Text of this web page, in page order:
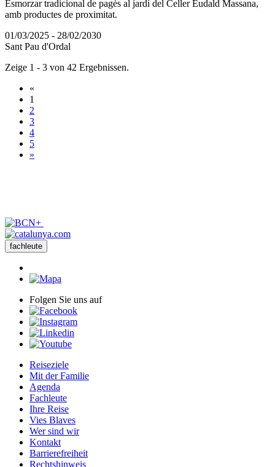
Esmorzar tradicional de pagès al jardí del Celler Eudald Massana,
amb productes de proximitat.
01/03/2025 - 28/02/2030
Sant Pau d'Ordal
Zeige 1 - 3 von 42 Ergebnissen.
«
1
2
3
4
5
»
fachleute
Folgen Sie uns auf
Reiseziele
Mit der Familie
Agenda
Fachleute
Ihre Reise
Vies Blaves
Wer sind wir
Kontakt
Barrierefreiheit
Rechtshinweis